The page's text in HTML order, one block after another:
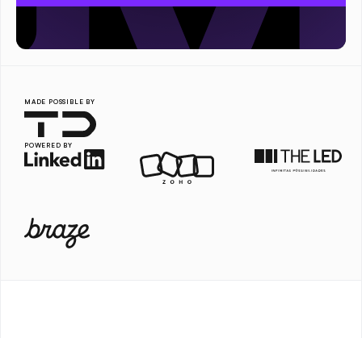
MADE POSSIBLE BY
POWERED BY